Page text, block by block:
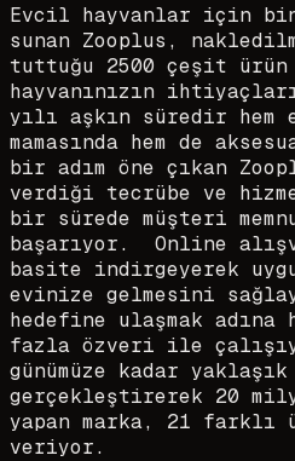
Evcil hayvanlar için
sunan Zooplus,
tuttuğu 2500 çeşit
hayvanınızın
yılı aşkın süredir hem
mamasında hem de
bir adım öne çıkan
verdiği tecrübe ve
bir sürede müşteri
başarıyor. Online
basite indirgeyerek
evinize gelmesini
hedefine ulaşmak adına
fazla özveri ile
günümüze kadar
gerçekleştirerek 20
yapan marka, 21 farklı
veriyor.